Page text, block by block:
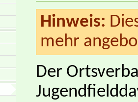
Hinweis:
mehr
Der